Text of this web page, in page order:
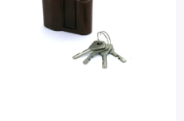
Требуемый уровень защиты
Температурные условия
Частоту использования
Все представленные модели